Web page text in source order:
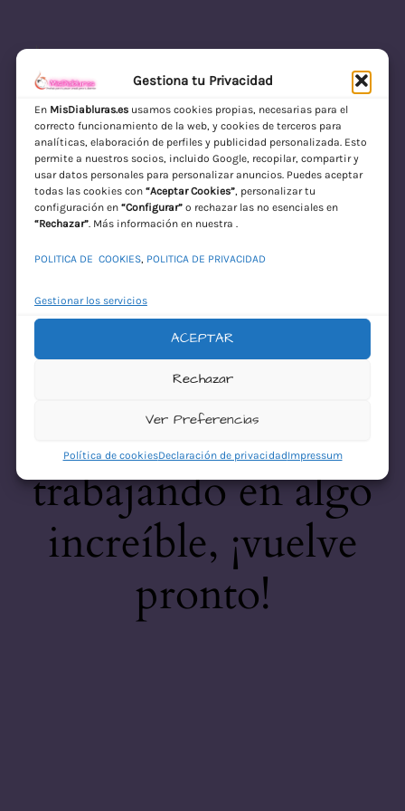
Gestiona tu Privacidad
En MisDiabluras.esusamos cookies propias, necesarias para el
correcto funcionamiento de la web, y cookies de terceros para
analíticas, elaboración de perfiles y publicidad personalizada. Esto
permite a nuestros socios, incluido Google, recopilar, compartir y
usar datos personales para personalizar anuncios. Puedes aceptar
todas las cookies con “Aceptar Cookies”, personalizar tu
configuración en “Configurar”o rechazar las no esenciales en
“Rechazar”. Más información en nuestra .
POLITICA DE COOKIES, POLITICA DE PRIVACIDAD
Gestionar los servicios
ACEPTAR
Rechazar
Ver Preferencias
Política de cookiesDeclaración de privacidadImpressum
MisDiabluras | Sexshop Online con Envío
Discreto en España
Acceder
¡Disculpa este
desastre! Estamos
trabajando en algo
increíble, ¡vuelve
pronto!